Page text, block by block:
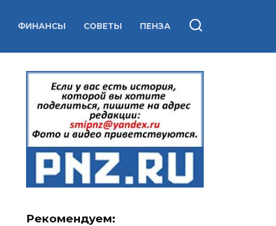
ФИНАНСЫ СОВЕТЫ ПЕНЗА
Рекомендуем: